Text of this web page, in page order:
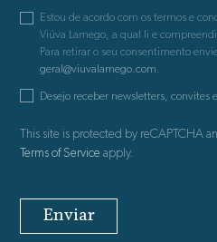
Estou de acordo com os termos e
Viúva Lamego, a qual li e
Para retirar o seu consentimento
geral@viuvalamego.com
Desejo receber newsletters, convites
This site is protected by reCAPTCHA
Terms of Service apply.
Enviar